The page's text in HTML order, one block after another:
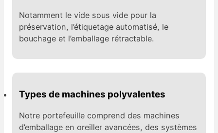
Notamment le vide sous vide pour la
préservation, l’étiquetage automatisé, le
bouchage et l’emballage rétractable.
Types de machines polyvalentes
Notre portefeuille comprend des machines
d’emballage en oreiller avancées, des systèmes